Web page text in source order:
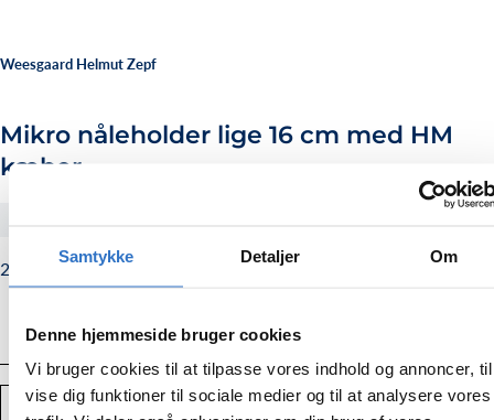
Samtykke Detaljer Om
Denne hjemmeside bruger cookies
Vi bruger cookies til at tilpasse vores indhold og annoncer,
vise dig funktioner til sociale medier og til at analysere vores
Weesgaard Helmut Zepf
Mikro nåleholder lige 16 cm med HM
kæber
2.995,00
kr.
Normalpris
2.995,00 kr.
Antal
TILFØJ TIL KURV